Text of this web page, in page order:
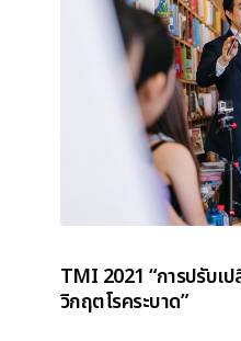
TMI 2021 “การปรับเ
วิกฤตโรคระบาด”